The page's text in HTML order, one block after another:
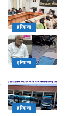
हरियाणा
हरियाणा
हरियाणा